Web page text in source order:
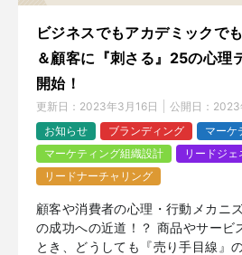
ビジネスでもアカデミックで
＆顧客に『刺さる』25の心
開始！
更新日： 2023年3月16日 公開日： 2023
お知らせ
ブランディング
マーケ
マーケティング組織設計
リードジ
リードナーチャリング
顧客や消費者の心理・行動メカニ
の成功への近道！？ 商品やサービ
とき、どうしても『売り手目線』